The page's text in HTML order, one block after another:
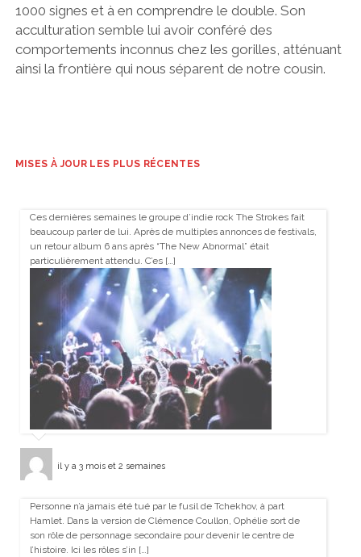
1000 signes et à en comprendre le double. Son
acculturation semble lui avoir conféré des
comportements inconnus chez les gorilles, atténuant
ainsi la frontière qui nous séparent de notre cousin.
MISES À JOUR LES PLUS RÉCENTES
Ces dernières semaines le groupe d’indie rock The Strokes fait
beaucoup parler de lui. Après de multiples annonces de festivals,
un retour album 6 ans après “The New Abnormal” était
particulièrement attendu. C’es […]
il y a 3 mois et 2 semaines
Personne n’a jamais été tué par le fusil de Tchekhov, à part
Hamlet. Dans la version de Clémence Coullon, Ophélie sort de
son rôle de personnage secondaire pour devenir le centre de
l’histoire. Ici les rôles s’in […]